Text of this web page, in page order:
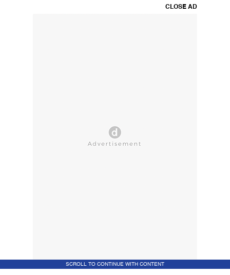
CLOSE AD
SCROLL TO CONTINUE WITH CONTENT